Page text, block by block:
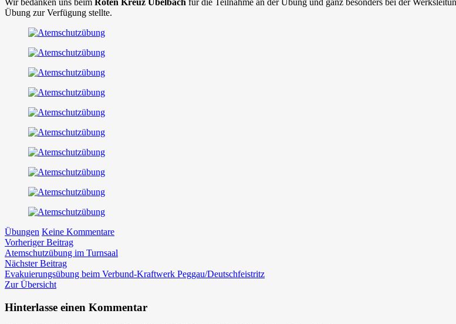
Übung zur Verfügung stellte.
Übungen Keine Kommentarezu
Langzeitatmer
Werksgelände
Beitragsnavigation
Vorheriger BeitragVorheriger
Beitrag:
Atemschutzübung im Turnsaal
Nächster BeitragNächster
Beitrag:
Evakuierungsübung beim Verbund-Kraftwerk Peggau/Deutschfeistritz
Zur Übersicht
Hinterlasse einen Kommentar